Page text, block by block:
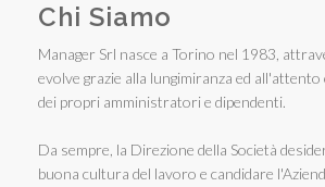
Chi Siamo
Manager Srl nasce a Torino nel 1983,
evolve grazie alla lungimiranza ed
dei propri amministratori e dipendenti.
Da sempre, la Direzione della Società
buona cultura del lavoro e candidare